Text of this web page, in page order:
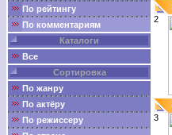
По рейтингу
По комментариям
Каталоги
Все
Сортировка
По жанру
По актёру
По режиссеру
2
3